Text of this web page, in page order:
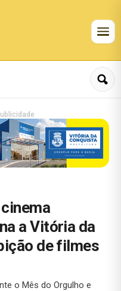
a Vitória da
de filmes
o Mês do Orgulho e